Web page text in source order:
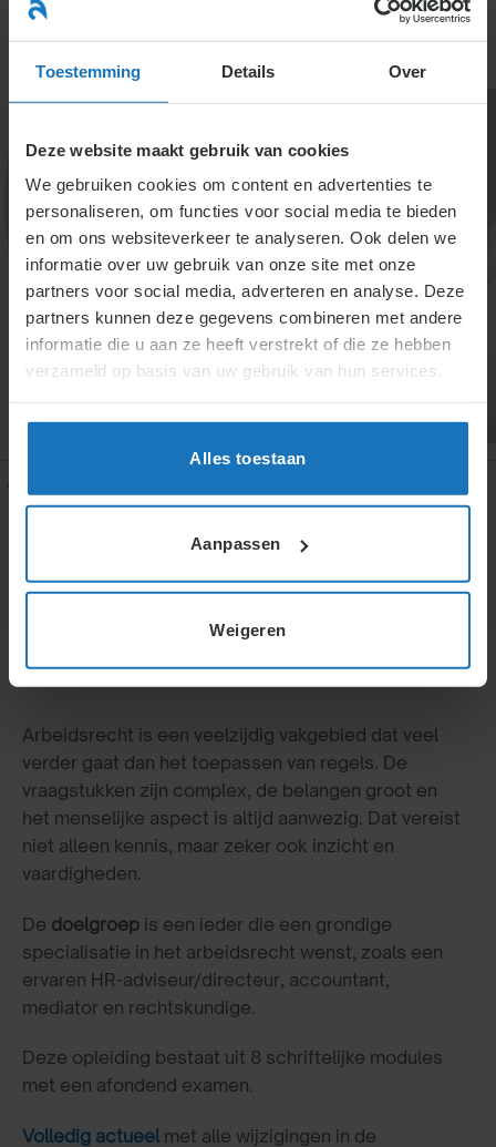
Toestemming Details Over
Deze website maakt gebruik van cookies
We gebruiken cookies om content en advertenties te
personaliseren, om functies voor social media te bieden
en om ons websiteverkeer te analyseren. Ook delen we
informatie over uw gebruik van onze site met onze
partners voor social media, adverteren en analyse. Deze
partners kunnen deze gegevens combineren met andere
informatie die u aan ze heeft verstrekt of die ze hebben
verzameld op basis van uw gebruik van hun services.
Alles toestaan
Aanpassen
Weigeren
naar
inhoud
Opleiding specialist
arbeidsrecht
Keuzewijzer en overzicht
Specialist arbeidsrecht
Arbeidsrecht is een veelzijdig vakgebied dat veel
verder gaat dan het toepassen van regels. De
vraagstukken zijn complex, de belangen groot en
het menselijke aspect is altijd aanwezig. Dat vereist
niet alleen kennis, maar zeker ook inzicht en
vaardigheden.
De doelgroep is een ieder die een grondige
specialisatie in het arbeidsrecht wenst, zoals een
ervaren HR-adviseur/directeur, accountant,
mediator en rechtskundige.
Deze opleiding bestaat uit 8 schriftelijke modules
met een afondend examen.
Volledig actueelmet alle wijzigingen in de